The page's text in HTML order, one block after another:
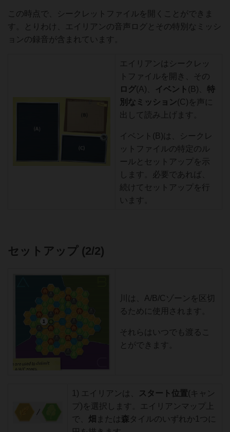
この時点で、シークレットファイルを開くことができま
す。とりわけ、エイリアンの音声ログとその特別なミッシ
ョンの録音が含まれています。
エイリアンはシークレッ
トファイルを開き、その
ログ(A)、 イベント (B)、 特
別なミッション(C)を声に
出して読み上げます。
イベント(B)は、シークレ
ットファイルの特定のル
ールとセットアップを示
します。必要であれば、
続けてセットアップを行
います。
セットアップ (2/2)
川は、A/B/Cゾーンを区切
るために使用されます。
それらはいつでも渡るこ
とができます。
1) エイリアンは、 スタート位置(キャン
プ)を選択します。エイリアンマップ上
で、 畑 または森 タイルのいずれか1つに